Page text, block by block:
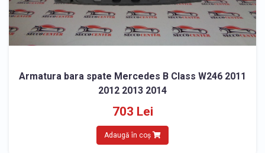
Armatura bara spate Mercedes B Class W246 2011
2012 2013 2014
703 Lei
Adaugă în coș